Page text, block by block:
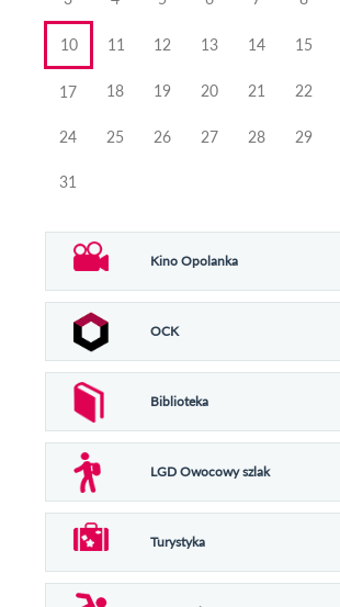
10 11 12 13 14 15
17 18 19 20 21 22
24 25 26 27 28 29
31
Kino Opolanka
OCK
Biblioteka
LGD Owocowy szlak
Turystyka